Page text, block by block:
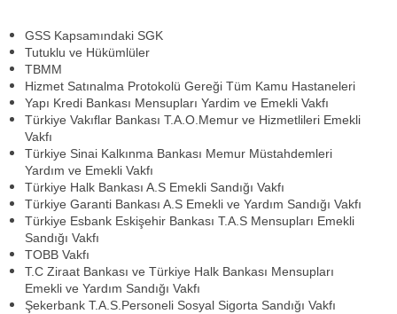
GSS Kapsamındaki SGK
Tutuklu ve Hükümlüler
TBMM
Hizmet Satınalma Protokolü Gereği Tüm Kamu Hastaneleri
Yapı Kredi Bankası Mensupları Yardim ve Emekli Vakfı
Türkiye Vakıflar Bankası T.A.O.Memur ve Hizmetlileri Emekli
Vakfı
Türkiye Sinai Kalkınma Bankası Memur Müstahdemleri
Yardım ve Emekli Vakfı
Türkiye Halk Bankası A.S Emekli Sandığı Vakfı
Türkiye Garanti Bankası A.S Emekli ve Yardım Sandığı Vakfı
Türkiye Esbank Eskişehir Bankası T.A.S Mensupları Emekli
Sandığı Vakfı
TOBB Vakfı
T.C Ziraat Bankası ve Türkiye Halk Bankası Mensupları
Emekli ve Yardım Sandığı Vakfı
Şekerbank T.A.S.Personeli Sosyal Sigorta Sandığı Vakfı